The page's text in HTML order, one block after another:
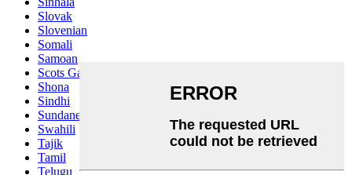
Slovak
Slovenian
Somali
Samoan
Scots Gaelic
Shona
Sindhi
Sundanese
Swahili
Tajik
Tamil
Telugu